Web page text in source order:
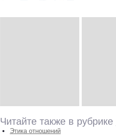
Читайте также в рубрике
Этика отношений